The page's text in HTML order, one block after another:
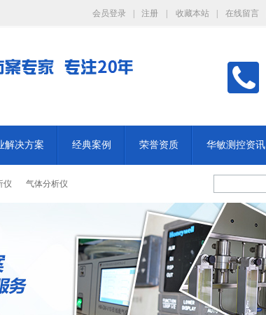
会员登录 注册 收藏本站 在线留言
解决方案 经典案例 荣誉资质 华敏测控资讯
仪 气体分析仪